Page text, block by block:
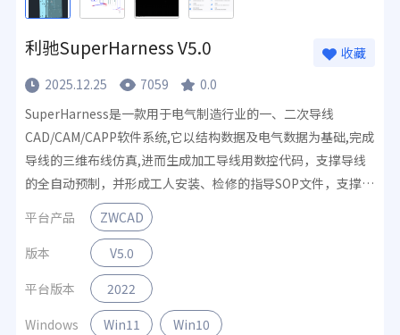
利驰SuperHarness V5.0
收藏
2025.12.25
7059
0.0
SuperHarness是一款用于电气制造行业的一、二次导线
CAD/CAM/CAPP软件系统,它以结构数据及电气数据为基础,完成
导线的三维布线仿真,进而生成加工导线用数控代码，支撑导线
的全自动预制，并形成工人安装、检修的指导SOP文件，支撑电
气行业设备的数字化生产。
平台产品
ZWCAD
版本
V5.0
平台版本
2022
Windows
Win11
Win10